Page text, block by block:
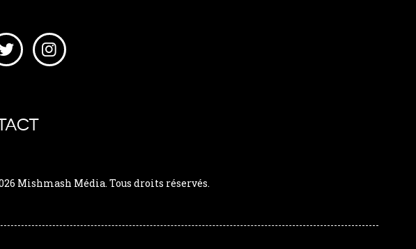
Mishmash Média. Tous droits réservés.